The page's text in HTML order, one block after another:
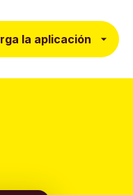
la aplicación